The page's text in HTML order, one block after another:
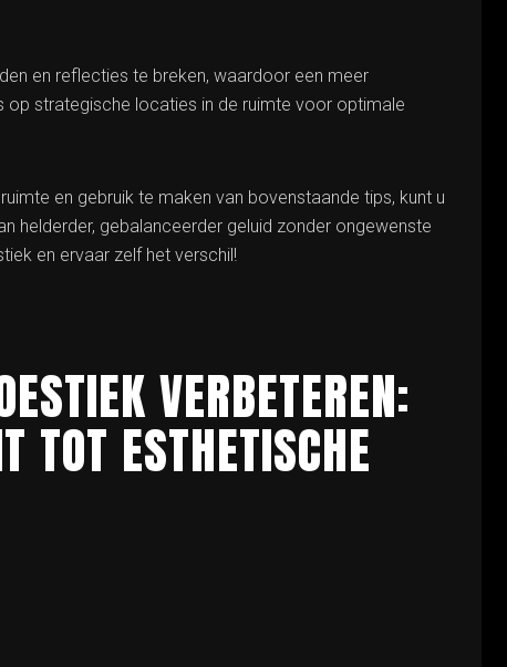
en reflecties te breken, waardoor een meer
strategische locaties in de ruimte voor optimale
en gebruik te maken van bovenstaande tips, kunt u
helderder, gebalanceerder geluid zonder ongewenste
en ervaar zelf het verschil!
VERBETEREN:
TOT ESTHETISCHE